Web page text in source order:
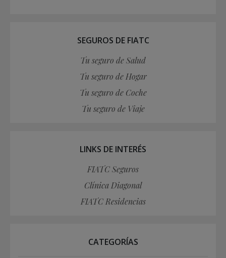
SEGUROS DE FIATC
Tu seguro de Salud
Tu seguro de Hogar
Tu seguro de Coche
Tu seguro de Viaje
LINKS DE INTERÉS
FIATC Seguros
Clínica Diagonal
FIATC Residencias
CATEGORÍAS